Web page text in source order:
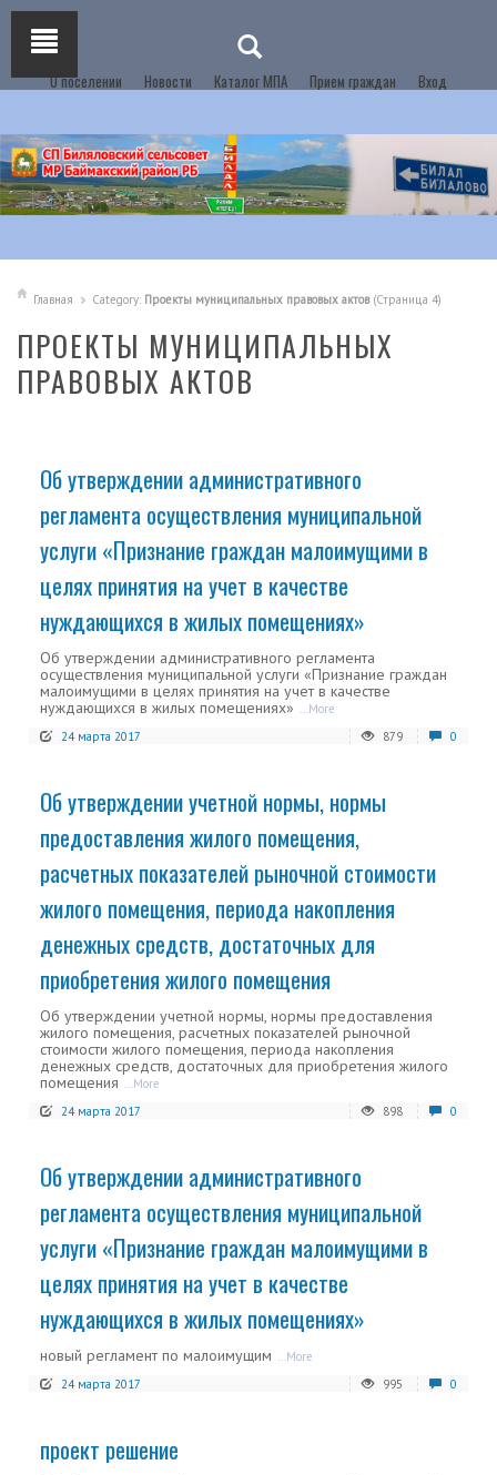
О поселении Новости Каталог МПА Прием граждан Вход
Главная Category: Проекты муниципальных правовых актов(Страница 4)
ПРОЕКТЫ МУНИЦИПАЛЬНЫХ
ПРАВОВЫХ АКТОВ
Об утверждении административного
регламента осуществления муниципальной
услуги «Признание граждан малоимущими в
целях принятия на учет в качестве
нуждающихся в жилых помещениях»
Об утверждении административного регламента
осуществления муниципальной услуги «Признание граждан
малоимущими в целях принятия на учет в качестве
нуждающихся в жилых помещениях» ...More
24 марта 2017
879 0
Об утверждении учетной нормы, нормы
предоставления жилого помещения,
расчетных показателей рыночной стоимости
жилого помещения, периода накопления
денежных средств, достаточных для
приобретения жилого помещения
Об утверждении учетной нормы, нормы предоставления
жилого помещения, расчетных показателей рыночной
стоимости жилого помещения, периода накопления
денежных средств, достаточных для приобретения жилого
помещения ...More
24 марта 2017
898 0
Об утверждении административного
регламента осуществления муниципальной
услуги «Признание граждан малоимущими в
целях принятия на учет в качестве
нуждающихся в жилых помещениях»
новый регламент по малоимущим ...More
24 марта 2017
995 0
проект решение